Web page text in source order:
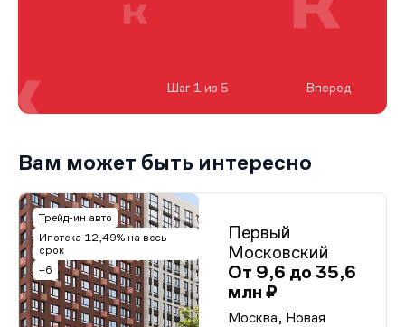
Шаг 1 из 5 Вперед
Вам может быть интересно
Трейд-ин авто
Ипотека 12,49% на весь
срок
+6
Первый
Московский
От 9,6 до 35,6
млн ₽
Москва, Новая